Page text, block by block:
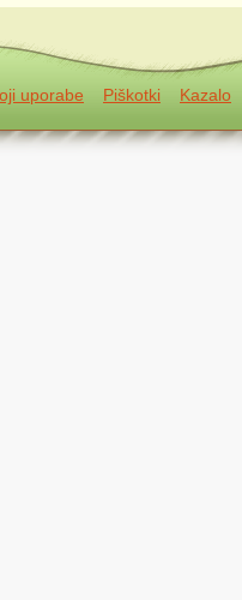
uporabe Piškotki Kazalo